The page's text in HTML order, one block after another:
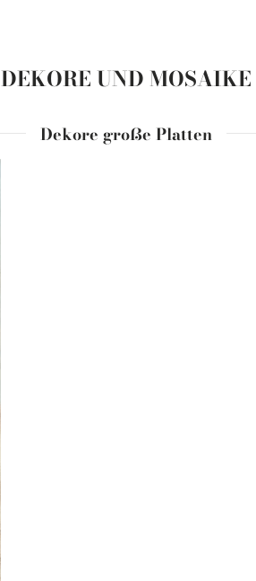
DEKORE UND MOSAIKE
Dekore große Platten